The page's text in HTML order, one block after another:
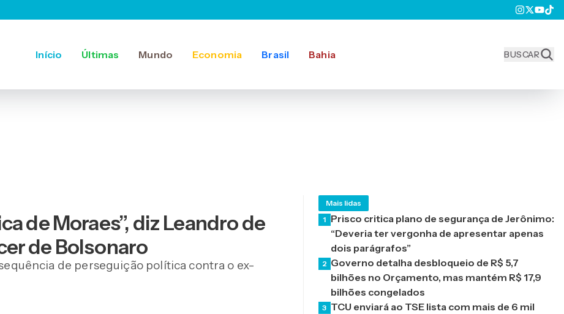
Início Últimas Mundo Economia Brasil Bahia BUSCAR
de Moraes”, diz Leandro de
de Bolsonaro
de perseguição política contra o ex-
Mais lidas
1 Prisco critica plano de segurança de Jerônimo:
“Deveria ter vergonha de apresentar apenas
dois parágrafos”
2 Governo detalha desbloqueio de R$ 5,7
bilhões no Orçamento, mas mantém R$ 17,9
bilhões congelados
3 TCU enviará ao TSE lista com mais de 6 mil